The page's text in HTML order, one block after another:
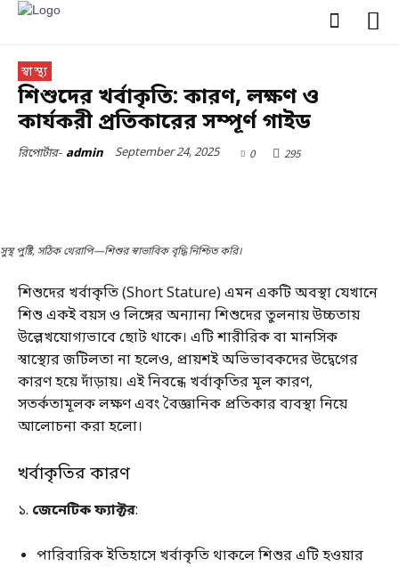
স্বাস্থ্য
শিশুদের খর্বাকৃতি: কারণ, লক্ষণ ও
কার্যকরী প্রতিকারের সম্পূর্ণ গাইড
রিপোর্টার- admin September 24, 2025 0 295
সুস্থ পুষ্টি, সঠিক থেরাপি—শিশুর স্বাভাবিক বৃদ্ধি নিশ্চিত করি।
শিশুদের খর্বাকৃতি (Short Stature) এমন একটি অবস্থা যেখানে
শিশু একই বয়স ও লিঙ্গের অন্যান্য শিশুদের তুলনায় উচ্চতায়
উল্লেখযোগ্যভাবে ছোট থাকে। এটি শারীরিক বা মানসিক
স্বাস্থ্যের জটিলতা না হলেও, প্রায়শই অভিভাবকদের উদ্বেগের
কারণ হয়ে দাঁড়ায়। এই নিবন্ধে খর্বাকৃতির মূল কারণ,
সতর্কতামূলক লক্ষণ এবং বৈজ্ঞানিক প্রতিকার ব্যবস্থা নিয়ে
আলোচনা করা হলো।
খর্বাকৃতির কারণ
১. জেনেটিক ফ্যাক্টর:
পারিবারিক ইতিহাসে খর্বাকৃতি থাকলে শিশুর এটি হওয়ার